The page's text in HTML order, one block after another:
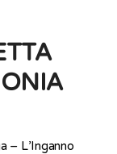
– L’Inganno